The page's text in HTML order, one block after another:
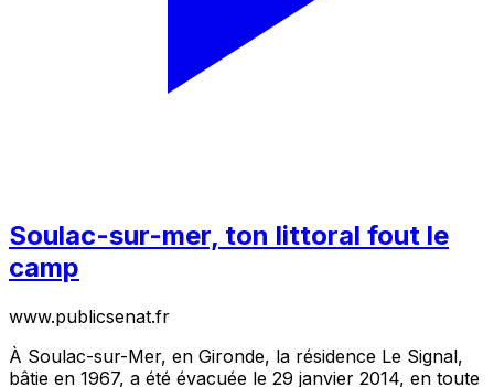
Soulac-sur-mer, ton littoral fout le
camp
www.publicsenat.fr
À Soulac-sur-Mer, en Gironde, la résidence Le Signal,
bâtie en 1967, a été évacuée le 29 janvier 2014, en toute